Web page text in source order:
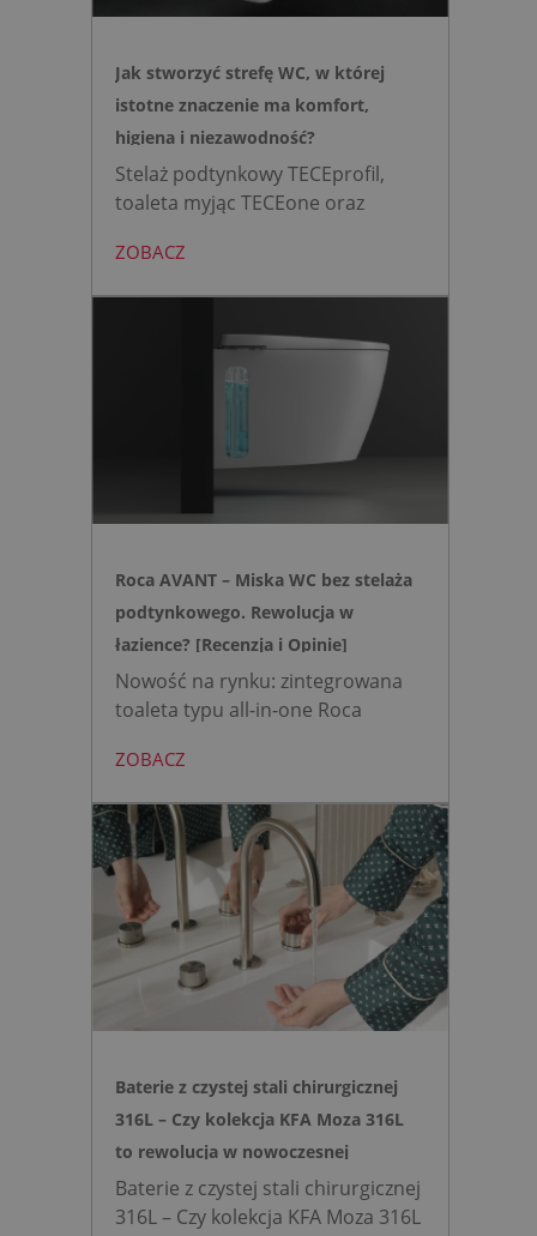
Jak stworzyć strefę WC, w której
istotne znaczenie ma komfort,
higiena i niezawodność?
Stelaż podtynkowy TECEprofil,
toaleta myjąc TECEone oraz
mini to zestaw, który warto
wybrać, gdy zależy nam na
bezpiecznej strefie WC. Zamiast
skomplikowanej i podatnej na
działającą w oparciu o ciśnienie
wody oraz elegancki, szklany
przycisk uruchamiany gestem.
ZOBACZ
Roca AVANT – Miska WC bez stelaża
podtynkowego. Rewolucja w
łazience? [Recenzja i Opinie]
Nowość na rynku: zintegrowana
toaleta typu all-in-one Roca
montażu stelaża podtynkowego.
Zyskujesz do 20 cm przestrzeni w
łazience i o 15% cichsze
spłukiwanie dzięki technologii
opartej na efekcie Venturiego.
Idealne rozwiązanie do szybkich
remontów bez kucia ścian.
ZOBACZ
Baterie z czystej stali chirurgicznej
316L – Czy kolekcja KFA Moza 316L
to rewolucja w nowoczesnej
łazience?
Baterie z czystej stali chirurgicznej
316L – Czy kolekcja KFA Moza 316L